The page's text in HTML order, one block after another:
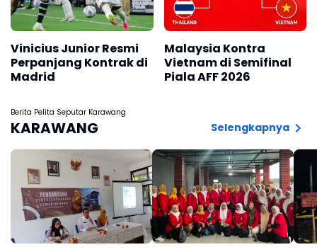
Vinicius Junior Resmi
Perpanjang Kontrak di
Madrid
Malaysia Kontra
Vietnam di Semifinal
Piala AFF 2026
Berita Pelita Seputar Karawang
KARAWANG Selengkapnya